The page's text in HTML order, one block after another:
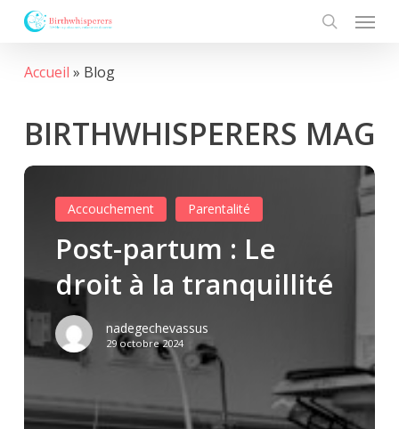
content
Menu
Accueil » Blog
BIRTHWHISPERERS MAG
Accouchement Parentalité
Post-partum : Le
droit à la tranquillité
nadegechevassus
29 octobre 2024